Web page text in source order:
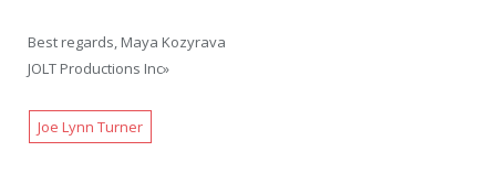
Best regards, Maya Kozyrava
JOLT Productions Inc»
Joe Lynn Turner